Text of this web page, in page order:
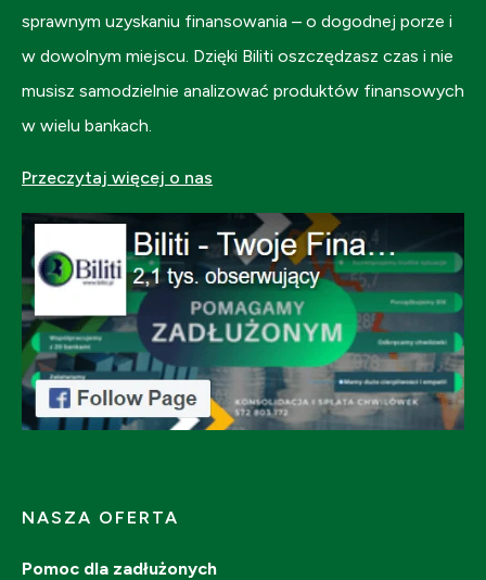
sprawnym uzyskaniu finansowania – o dogodnej porze i
w dowolnym miejscu. Dzięki Biliti oszczędzasz czas i nie
musisz samodzielnie analizować produktów finansowych
w wielu bankach.
Przeczytaj więcej o nas
NASZA OFERTA
Pomoc dla zadłużonych